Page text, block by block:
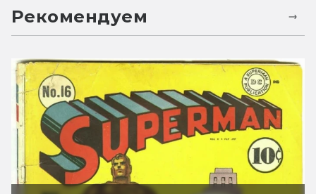
Рекомендуем